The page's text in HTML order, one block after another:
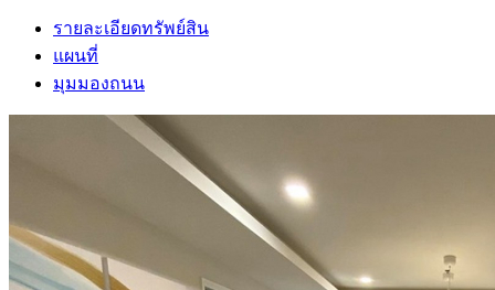
รายละเอียดทรัพย์สิน
แผนที่
มุมมองถนน